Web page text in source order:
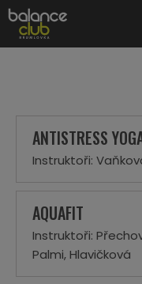
ANTISTRESS
Instruktoři:
AQUAFIT
Instruktoři:
Palmi, Hlavičková